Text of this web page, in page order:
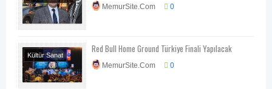
MemurSite.Com 0
Kültür Sanat
Teknoloji
Teknoloji-Otomotiv-
Red Bull Home Ground Türkiye Finali Yapılacak
MemurSite.Com 0